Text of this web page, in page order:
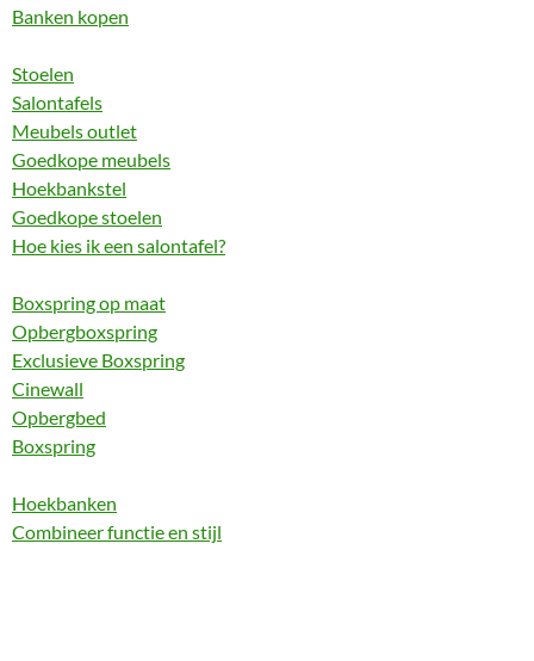
Banken kopen
Stoelen
Salontafels
Meubels outlet
Goedkope meubels
Hoekbankstel
Goedkope stoelen
Hoe kies ik een salontafel?
Boxspring op maat
Opbergboxspring
Exclusieve Boxspring
Cinewall
Opbergbed
Boxspring
Hoekbanken
Combineer functie en stijl